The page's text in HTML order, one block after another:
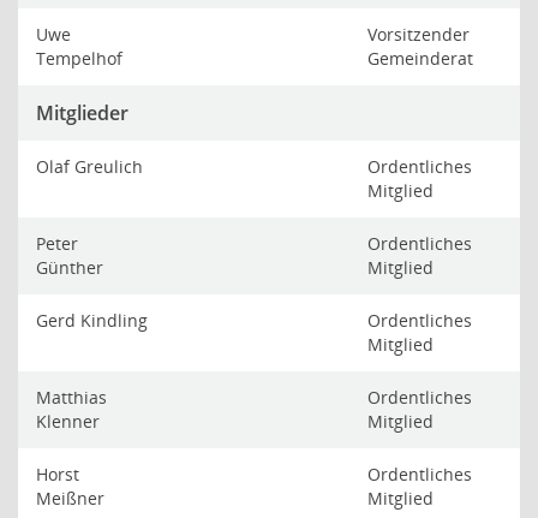
Uwe
Tempelhof
Vorsitzender
Gemeinderat
Mitglieder
Olaf Greulich
Ordentliches
Mitglied
Peter
Günther
Ordentliches
Mitglied
Gerd Kindling
Ordentliches
Mitglied
Matthias
Klenner
Ordentliches
Mitglied
Horst
Meißner
Ordentliches
Mitglied